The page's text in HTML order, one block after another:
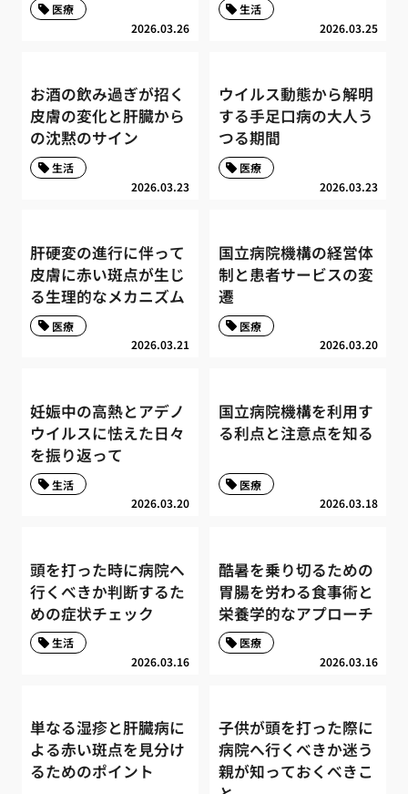
2026.03.26
医療
2026.03.25
生活
お酒の飲み過ぎが招く
皮膚の変化と肝臓から
の沈黙のサイン
2026.03.23
生活
ウイルス動態から解明
する手足口病の大人う
つる期間
2026.03.23
医療
肝硬変の進行に伴って
皮膚に赤い斑点が生じ
る生理的なメカニズム
2026.03.21
医療
国立病院機構の経営体
制と患者サービスの変
遷
2026.03.20
医療
妊娠中の高熱とアデノ
ウイルスに怯えた日々
を振り返って
2026.03.20
生活
国立病院機構を利用す
る利点と注意点を知る
2026.03.18
医療
頭を打った時に病院へ
行くべきか判断するた
めの症状チェック
2026.03.16
生活
酷暑を乗り切るための
胃腸を労わる食事術と
栄養学的なアプローチ
2026.03.16
医療
単なる湿疹と肝臓病に
よる赤い斑点を見分け
るためのポイント
子供が頭を打った際に
病院へ行くべきか迷う
親が知っておくべきこ